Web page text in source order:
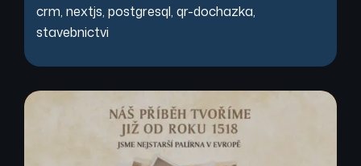
crm, nextjs, postgresql, qr-dochazka,
stavebnictvi